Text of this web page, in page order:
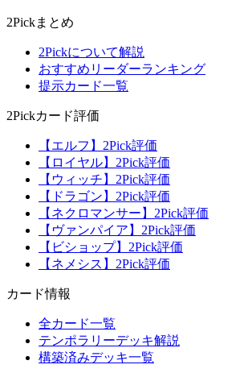
2Pickまとめ
2Pickについて解説
おすすめリーダーランキング
提示カード一覧
2Pickカード評価
【エルフ】2Pick評価
【ロイヤル】2Pick評価
【ウィッチ】2Pick評価
【ドラゴン】2Pick評価
【ネクロマンサー】2Pick評価
【ヴァンパイア】2Pick評価
【ビショップ】2Pick評価
【ネメシス】2Pick評価
カード情報
全カード一覧
テンポラリーデッキ解説
構築済みデッキ一覧